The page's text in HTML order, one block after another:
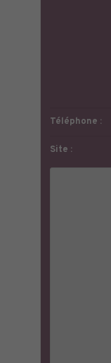
Téléphone :
Site :